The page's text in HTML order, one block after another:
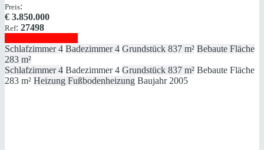
Preis:
€ 3.850.000
Ref: 27498
Schlafzimmer 4 Badezimmer 4 Grundstück 837 m² Bebaute Fläche
283 m²
Schlafzimmer 4 Badezimmer 4 Grundstück 837 m² Bebaute Fläche
283 m² Heizung Fußbodenheizung Baujahr 2005